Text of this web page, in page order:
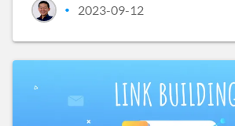
• 2023-09-12